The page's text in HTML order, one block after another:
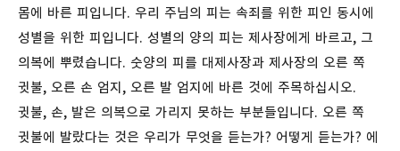
몸에 바른 피입니다. 우리 주님의 피는 속죄를 위한 피인 동시에
성별을 위한 피입니다. 성별의 양의 피는 제사장에게 바르고, 그
의복에 뿌렸습니다. 숫양의 피를 대제사장과 제사장의 오른 쪽
귓불, 오른 손 엄지, 오른 발 엄지에 바른 것에 주목하십시오.
귓불, 손, 발은 의복으로 가리지 못하는 부분들입니다. 오른 쪽
귓불에 발랐다는 것은 우리가 무엇을 듣는가? 어떻게 듣는가? 에